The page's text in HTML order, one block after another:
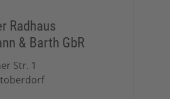
Radhaus
& Barth GbR
Str. 1